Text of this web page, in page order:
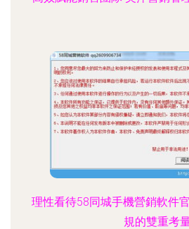
理性看待58同城手機營銷軟件
規的雙重考